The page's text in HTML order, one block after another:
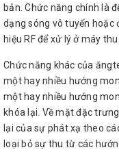
bản. Chức năng chính là
dạng sóng vô tuyến hoặc
hiệu RF để xử lý ở máy thu.
Chức năng khác của
một hay nhiều hướng
một hay nhiều hướng
khóa lại. Về mặt đặc
lại của sự phát xạ theo
loại bỏ sự thu từ các